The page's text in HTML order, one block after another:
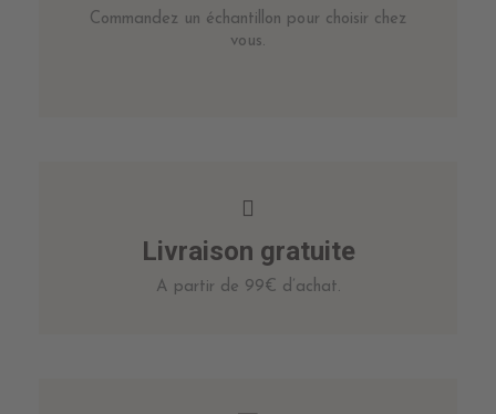
Commandez un échantillon pour choisir chez
vous.
Livraison gratuite
A partir de 99€ d’achat.